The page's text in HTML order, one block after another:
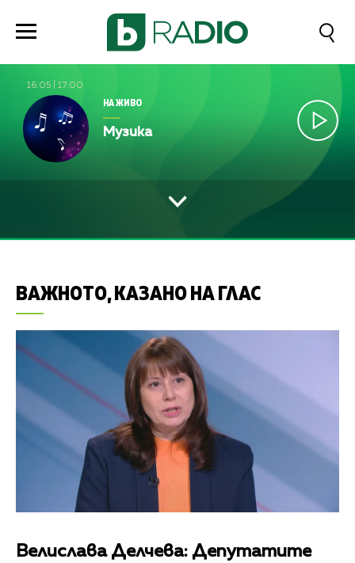
16:05 17:00
НА ЖИВО
Музика
ВАЖНОТО, КАЗАНО НА ГЛАС
Велислава Делчева: Депутатите